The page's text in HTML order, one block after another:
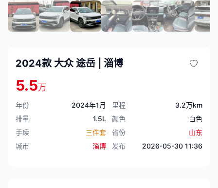
2024款 大众 途岳 | 淄博
5.5万
年份 2024年1月 里程
3.2万km
排量
1.5L 颜色
白色
手续
三件套 省份
山东
城市
淄博 发布 2026-05-30 11:36